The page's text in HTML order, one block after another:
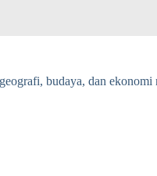
budaya, dan